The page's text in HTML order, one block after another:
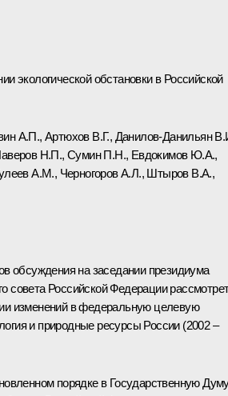
экологической обстановки в Российской
А.П., Артюхов В.Г., Данилов-Данильян
Н.П., Сумин П.Н., Евдокимов Ю.А.,
А.М., Черногоров А.Л., Штыров В.А.,
обсуждения на заседании президиума
совета Российской Федерации
изменений в федеральную целевую
и природные ресурсы России (2002 –
порядке в Государственную